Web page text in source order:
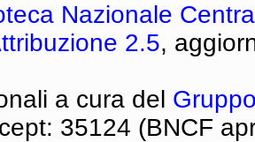
Nazionale
2.5,
a cura del
35124 (BNCF